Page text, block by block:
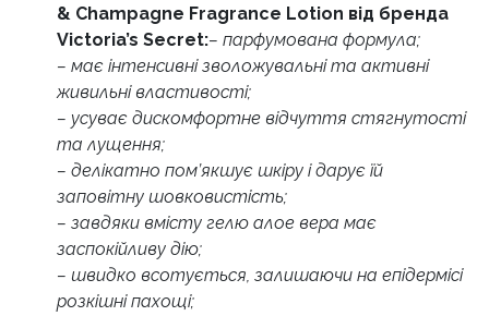
& Champagne Fragrance Lotion від бренда
Victoria’s Secret:– парфумована формула;
– має інтенсивні зволожувальні та активні
живильні властивості;
– усуває дискомфортне відчуття стягнутості
та лущення;
– делікатно пом’якшує шкіру і дарує їй
заповітну шовковистість;
– завдяки вмісту гелю алое вера має
заспокійливу дію;
– швидко всотується, залишаючи на епідермісі
розкішні пахощі;